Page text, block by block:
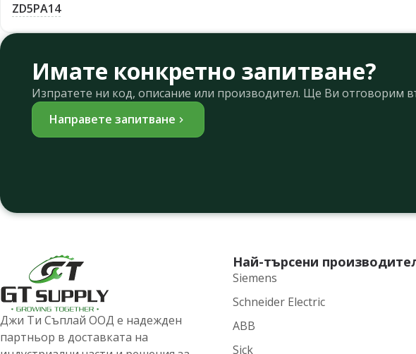
ZD5PA14
Имате конкретно запитване?
Изпратете ни код, описание или производител. Ще Ви отговорим
Направете запитване
Джи Ти Съплай ООД е надежден
партньор в доставката на
Най-търсени
Siemens
Schneider Electric
ABB
Sick